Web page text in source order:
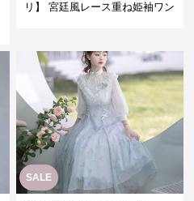
リ】 宮廷風レース重ね姫袖ワン
SALE